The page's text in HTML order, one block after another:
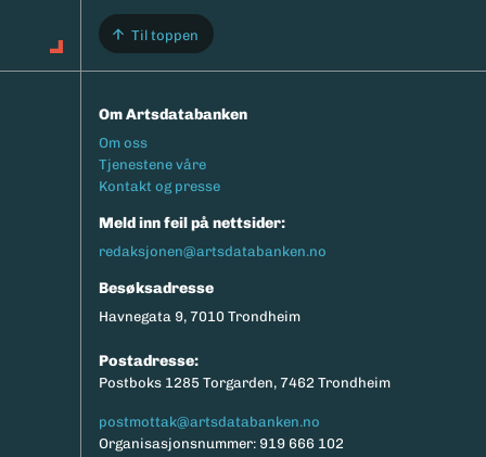
Til toppen
Om Artsdatabanken
Footermeny
Om oss
Tjenestene våre
Kontakt og presse
Meld inn feil på nettsider:
redaksjonen@artsdatabanken.no
Besøksadresse
Havnegata 9, 7010 Trondheim
Postadresse:
Postboks 1285 Torgarden, 7462 Trondheim
postmottak@artsdatabanken.no
Organisasjonsnummer: 919 666 102